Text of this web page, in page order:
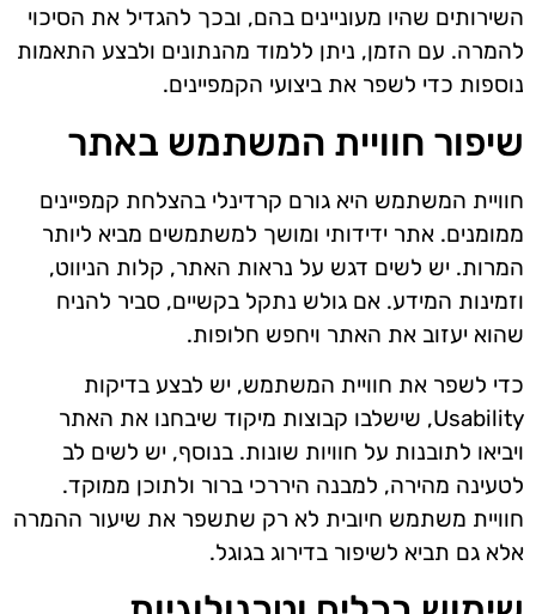
השירותים שהיו מעוניינים בהם, ובכך להגדיל את הסיכוי
להמרה. עם הזמן, ניתן ללמוד מהנתונים ולבצע התאמות
נוספות כדי לשפר את ביצועי הקמפיינים.
שיפור חוויית המשתמש באתר
חוויית המשתמש היא גורם קרדינלי בהצלחת קמפיינים
ממומנים. אתר ידידותי ומושך למשתמשים מביא ליותר
המרות. יש לשים דגש על נראות האתר, קלות הניווט,
וזמינות המידע. אם גולש נתקל בקשיים, סביר להניח
שהוא יעזוב את האתר ויחפש חלופות.
כדי לשפר את חוויית המשתמש, יש לבצע בדיקות
Usability, שישלבו קבוצות מיקוד שיבחנו את האתר
ויביאו לתובנות על חוויות שונות. בנוסף, יש לשים לב
לטעינה מהירה, למבנה היררכי ברור ולתוכן ממוקד.
חוויית משתמש חיובית לא רק שתשפר את שיעור ההמרה
אלא גם תביא לשיפור בדירוג בגוגל.